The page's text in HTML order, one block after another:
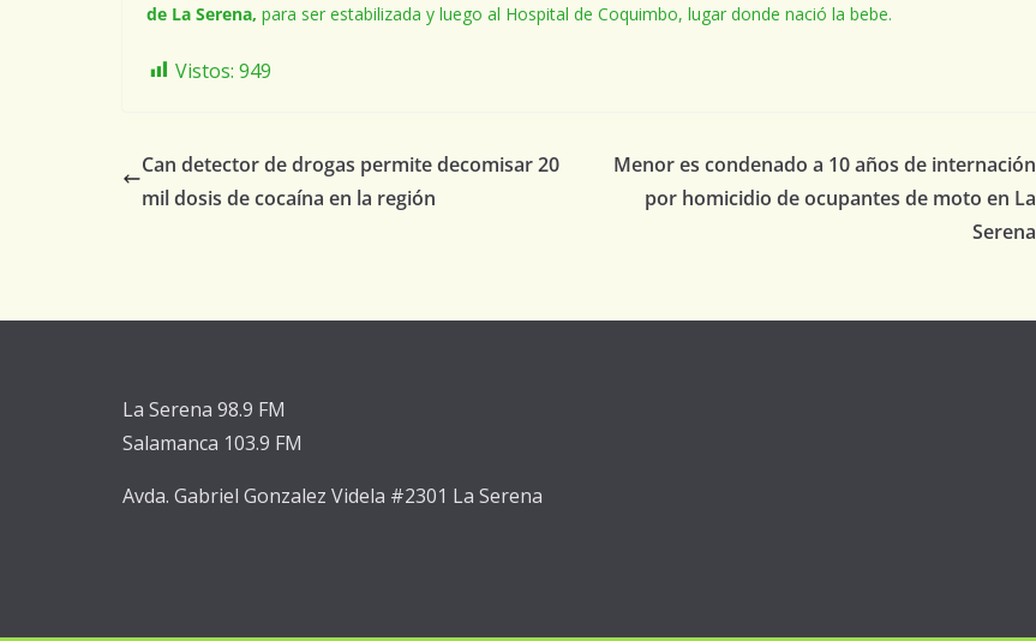
de La Serena, para ser estabilizada y luego al Hospital de Coquimbo, lugar donde nació la bebe.
Vistos: 949
Can detector de drogas permite decomisar 20
mil dosis de cocaína en la región
Menor es condenado a 10 años de internación
por homicidio de ocupantes de moto en La
Serena
La Serena 98.9 FM
Salamanca 103.9 FM
Avda. Gabriel Gonzalez Videla #2301 La Serena